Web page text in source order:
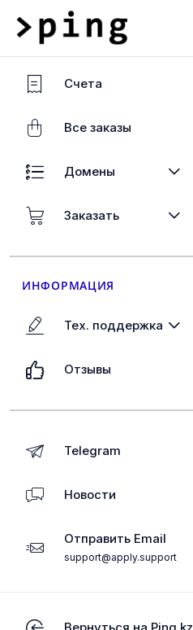
Счета
Все заказы
Домены
Заказать
ИНФОРМАЦИЯ
Тех. поддержка
Отзывы
Telegram
Новости
Отправить Email
support@apply.support